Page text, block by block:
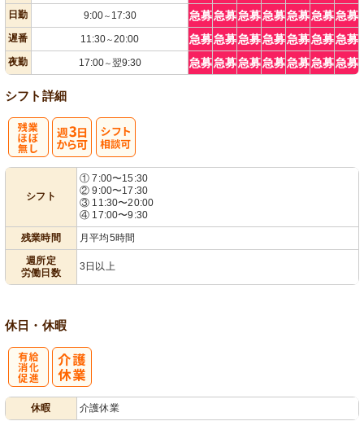
日勤 9:00～ 17:30 急募急募急募急募急募急募急募
遅番 11:30～20:00 急募急募急募急募急募急募急募
夜勤 17:00～翌9:30 急募急募急募急募急募急募急募
シフト詳細
シフト
① 7:00〜15:30
② 9:00〜17:30
③ 11:30〜20:00
④ 17:00〜9:30
残業時間
月平均5時間
週所定
労働日数
3日以上
休日・休暇
休暇 介護休業